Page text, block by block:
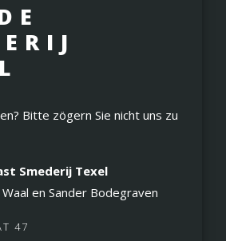
Bitte zögern Sie nicht uns zu
Smederij Texel
en Sander Bodegraven
47